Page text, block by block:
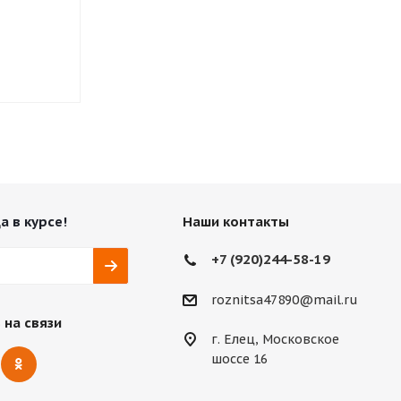
в курсе!
связи
Наши контакты
+7 (920)244-58-19
roznitsa47890@mail.ru
г. Елец, Московское
шоссе 16